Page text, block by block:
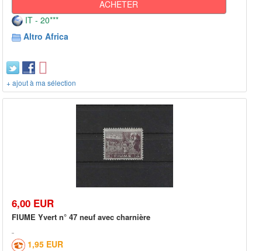
ACHETER
IT - 20***
Altro Africa
+ ajout à ma sélection
6,00 EUR
FIUME Yvert n° 47 neuf avec charnière
1,95 EUR